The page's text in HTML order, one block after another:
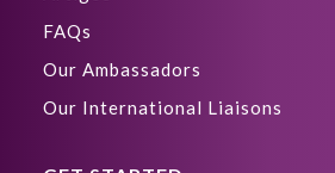
FAQs
Our Ambassadors
Our International Liaisons